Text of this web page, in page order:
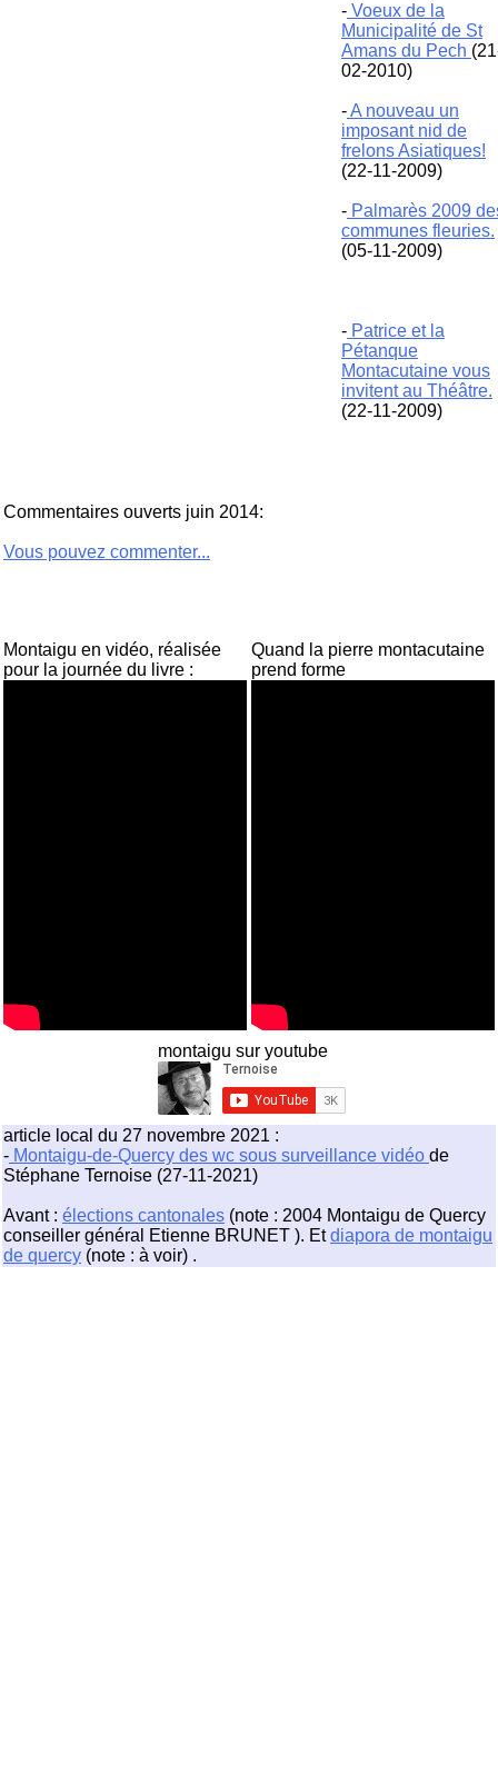
- Voeux de la
Municipalité de St
Amans du Pech
02-2010)
-A nouveau un
imposant nid de
frelons Asiatiques!
(22-11-2009)
- Palmarès 2009
communes fleuries.
(05-11-2009)
- Patrice et la
Pétanque
Montacutaine vous
invitent au Théâtre.
(22-11-2009)
Commentaires ouverts juin 2014:
Vous pouvez commenter...
Montaigu en vidéo, réalisée
pour la journée du livre :
Quand la pierre montacutaine
prend forme
montaigu sur youtube
article local du 27 novembre 2021 :
- Montaigu-de-Quercy des wc sous surveillance vidéo de
Stéphane Ternoise (27-11-2021)
Avant : élections cantonales (note : 2004 Montaigu de Quercy
conseiller général Etienne BRUNET ). Etdiapora de montaigu
de quercy (note : à voir) .